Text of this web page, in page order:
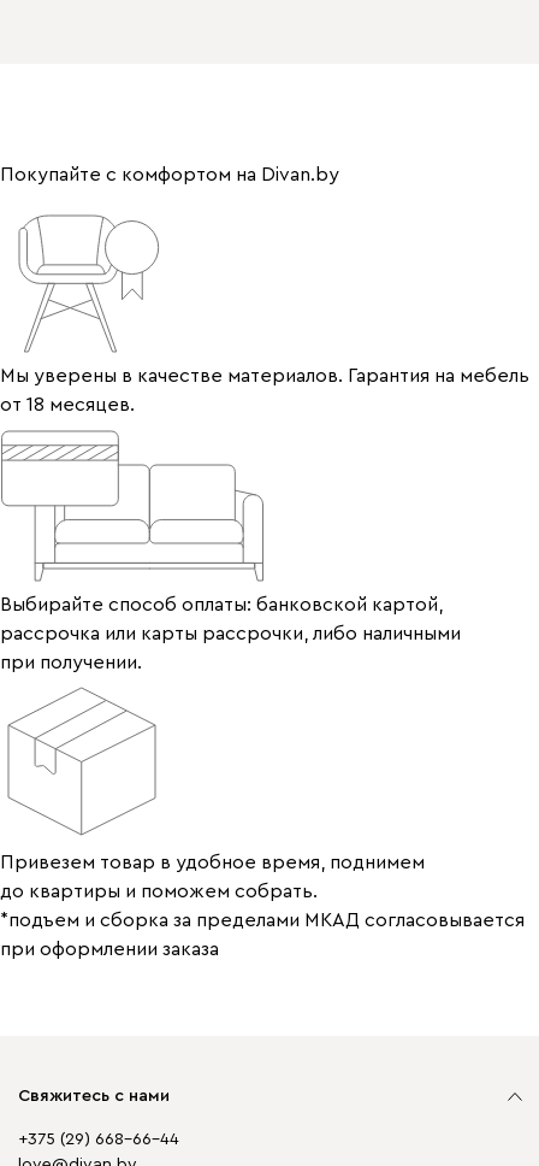
Покупайте с комфортом на Divan.by
Мы уверены в качестве материалов. Гарантия на мебель
от 18 месяцев.
Выбирайте способ оплаты: банковской картой,
рассрочка или карты рассрочки, либо наличными
при получении.
Привезем товар в удобное время, поднимем
до квартиры и поможем собрать.
*подъем и сборка за пределами МКАД согласовывается
при оформлении заказа
Свяжитесь с нами
+375 (29) 668-66-44